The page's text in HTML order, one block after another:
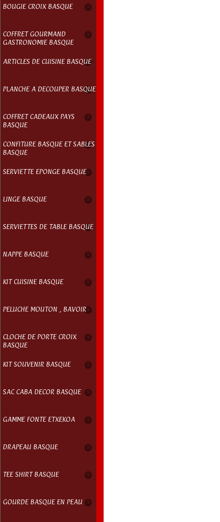
BOUGIE CROIX BASQUE
COFFRET GOURMAND
GASTRONOMIE BASQUE
ARTICLES DE CUISINE BASQUE
PLANCHE A DECOUPER BASQUE
COFFRET CADEAUX PAYS
BASQUE
CONFITURE BASQUE ET SABLES
BASQUE
SERVIETTE EPONGE BASQUE
LINGE BASQUE
SERVIETTES DE TABLE BASQUE
NAPPE BASQUE
KIT CUISINE BASQUE
PELUCHE MOUTON , BAVOIR
CLOCHE DE PORTE CROIX
BASQUE
KIT SOUVENIR BASQUE
SAC CABA DECOR BASQUE
GAMME FONTE ETXEKOA
DRAPEAU BASQUE
TEE SHIRT BASQUE
GOURDE BASQUE EN PEAU